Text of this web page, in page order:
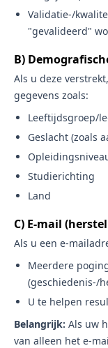
Validatie-/
"gevalideerd"
B)
Als u deze
gegevens zoals:
Leeftijdsgroep/
Geslacht (zoals
Studierichting
Land
C) E-mail
Als u een e-
Meerdere
(geschiedenis-/
U te helpen
Belangrijk: Als uw
van alleen het e-